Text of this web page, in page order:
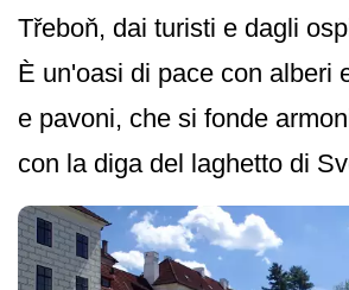
Třeboň, dai turisti e dagli
È un'oasi di pace con alberi
e pavoni, che si fonde
con la diga del laghetto di